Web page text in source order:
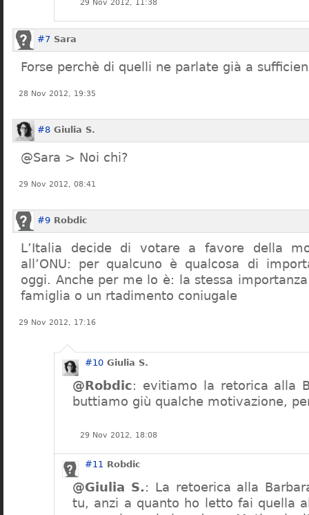
29 Nov 2012, 11:38
#7 Sara
Forse perchè di quelli ne parlate già a
28 Nov 2012, 19:35
#8 Giulia S.
@Sara > Noi chi?
29 Nov 2012, 08:41
#9 Robdic
L’Italia decide di votare a favore della
all’ONU: per qualcuno è qualcosa di
oggi. Anche per me lo è: la stessa
famiglia o un rtadimento coniugale
29 Nov 2012, 17:16
#10 Giulia S.
@Robdic: evitiamo la retorica alla
buttiamo giù qualche motivazione,
29 Nov 2012, 18:08
#11 Robdic
@Giulia S.: La retoerica alla
tu, anzi a quanto ho letto fai quella